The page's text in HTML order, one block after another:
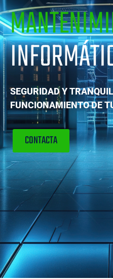
SEGURIDAD Y
FUNCIONAMIENTO DE
CONTACTA